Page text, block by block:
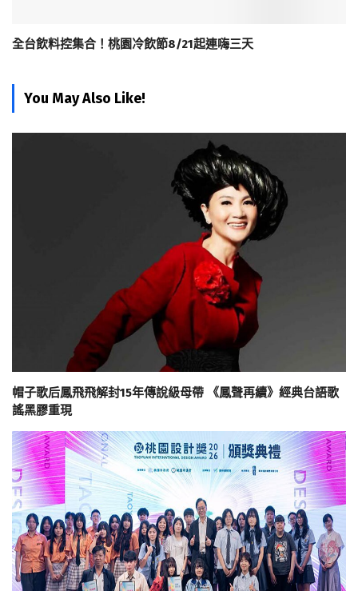
全台飲料控集合！桃園冷飲節8/21起連嗨三天
You May Also Like!
帽子歌后鳳飛飛解封15年傳說級母帶 《鳳聲再續》經典台語歌
謠黑膠重現